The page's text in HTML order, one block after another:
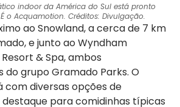
indoor da América do Sul está pronto
o Acquamotion. Créditos: Divulgação.
ao Snowland, a cerca de 7 km
e junto ao Wyndham
& Spa, ambos
grupo Gramado Parks. O
diversas opções de
para comidinhas típicas